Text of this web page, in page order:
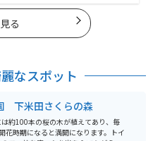
る
なスポット
下米田さくらの森
約100本の桜の木が植えてあり、毎
花時期になると満開になります。トイ